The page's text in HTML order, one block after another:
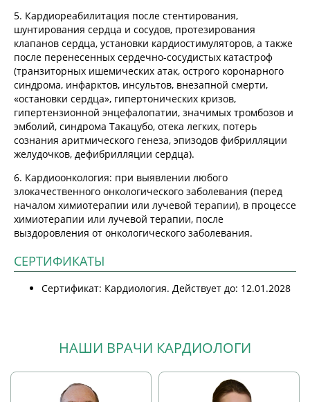
5. Кардиореабилитация после стентирования,
шунтирования сердца и сосудов, протезирования
клапанов сердца, установки кардиостимуляторов, а также
после перенесенных сердечно-сосудистых катастроф
(транзиторных ишемических атак, острого коронарного
синдрома, инфарктов, инсультов, внезапной смерти,
«остановки сердца», гипертонических кризов,
гипертензионной энцефалопатии, значимых тромбозов и
эмболий, синдрома Такацубо, отека легких, потерь
сознания аритмического генеза, эпизодов фибрилляции
желудочков, дефибрилляции сердца).
6. Кардиоонкология: при выявлении любого
злокачественного онкологического заболевания (перед
началом химиотерапии или лучевой терапии), в процессе
химиотерапии или лучевой терапии, после
выздоровления от онкологического заболевания.
СЕРТИФИКАТЫ
Сертификат: Кардиология. Действует до: 12.01.2028
НАШИ ВРАЧИ КАРДИОЛОГИ